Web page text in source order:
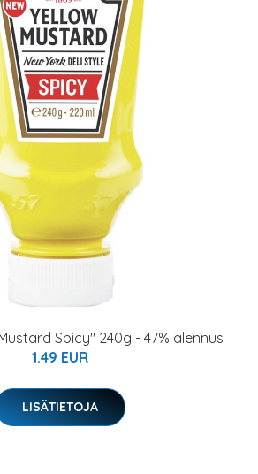
Spicy" 240g - 47% alennus
1.49 EUR
LISÄTIETOJA